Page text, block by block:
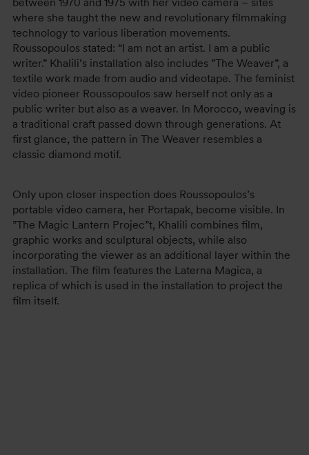
where she taught the new and revolutionary filmmaking
technology to various liberation movements.
Roussopoulos stated: “I am not an artist. I am a public
writer.” Khalili’s installation also includes ”The Weaver”, a
textile work made from audio and videotape. The feminist
video pioneer Roussopoulos saw herself not only as a
public writer but also as a weaver. In Morocco, weaving is
a traditional craft passed down through generations. At
first glance, the pattern in The Weaver resembles a
classic diamond motif.
Only upon closer inspection does Roussopoulos’s
portable video camera, her Portapak, become visible. In
”The Magic Lantern Projec”t, Khalili combines film,
graphic works and sculptural objects, while also
incorporating the viewer as an additional layer within the
installation. The film features the Laterna Magica, a
replica of which is used in the installation to project the
film itself.